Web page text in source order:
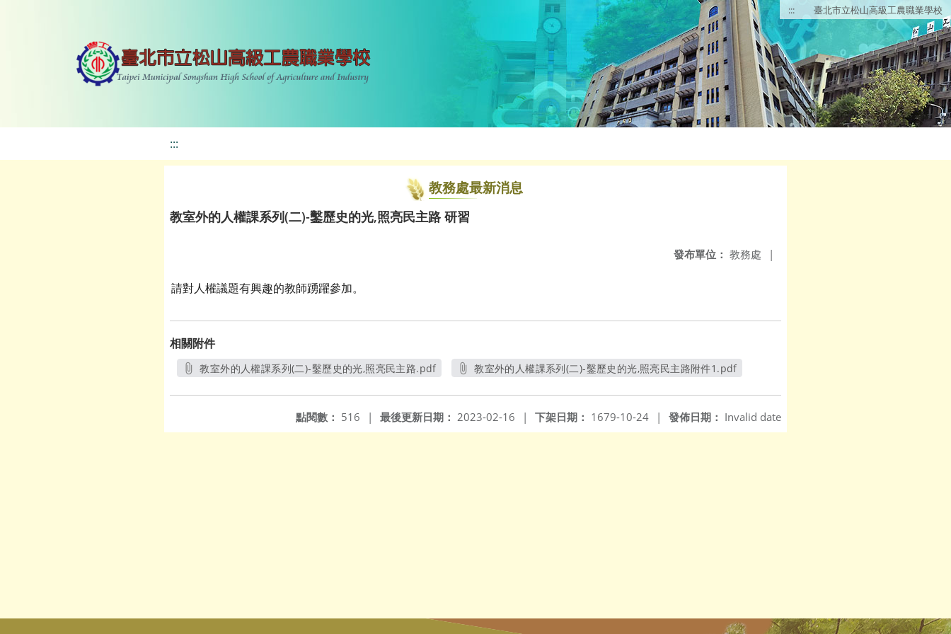
::: 臺北市立松山高級工農職業學校
:::
教務處最新消息
教室外的人權課系列(二)-鑿歷史的光,照亮民主路 研習
發布單位： 教務處 |
請對人權議題有興趣的教師踴躍參加。
相關附件
教室外的人權課系列(二)-鑿歷史的光,照亮民主路.pdf
教室外的人權課系列(二)-鑿歷史的光,照亮民主路附件1.pdf
發佈日期： Invalid date
下架日期： 1679-10-24 |
最後更新日期： 2023-02-16 |
點閱數： 516 |